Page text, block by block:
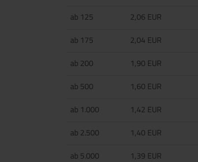
ab 125
2,06 EUR
ab 175
2,04 EUR
ab 200
1,90 EUR
ab 500
1,60 EUR
ab 1.000
1,42 EUR
ab 2.500
1,40 EUR
ab 5.000
1,39 EUR